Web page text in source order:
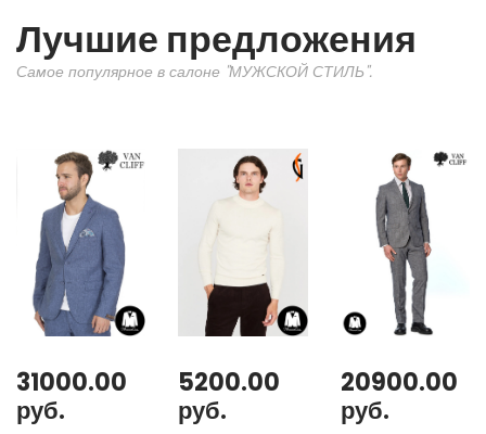
Лучшие предложения
Самое популярное в салоне "МУЖСКОЙ СТИЛЬ".
31000.00
руб.
5200.00
руб.
20900.00
руб.